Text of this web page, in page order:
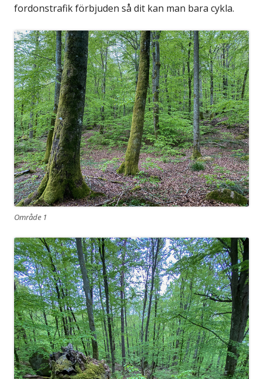
fordonstrafik förbjuden så dit kan man bara cykla.
Område 1